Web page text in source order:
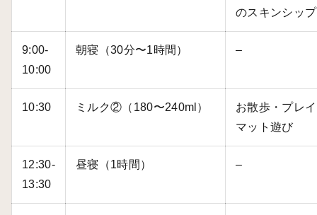
のスキンシップ
9:00-
10:00
朝寝（30分〜1時間） –
10:30 ミルク②（180〜240ml）
お散歩・プレイ
マット遊び
12:30-
13:30
昼寝（1時間） –